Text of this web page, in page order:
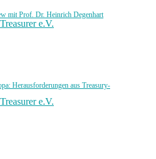
mit Prof. Dr. Heinrich Degenhart
e.V.
Herausforderungen aus Treasury-
e.V.